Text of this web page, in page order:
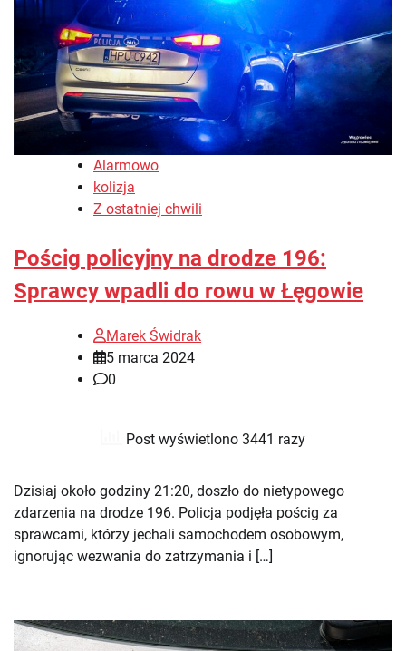
Alarmowo
kolizja
Z ostatniej chwili
Pościg policyjny na drodze 196:
Sprawcy wpadli do rowu w Łęgowie
Marek Świdrak
5 marca 2024
0
Post wyświetlono 3441 razy
Dzisiaj około godziny 21:20, doszło do nietypowego
zdarzenia na drodze 196. Policja podjęła pościg za
sprawcami, którzy jechali samochodem osobowym,
ignorując wezwania do zatrzymania i […]